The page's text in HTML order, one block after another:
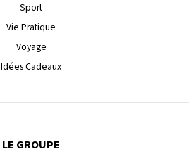
Sport
Vie Pratique
Voyage
Idées Cadeaux
LE GROUPE